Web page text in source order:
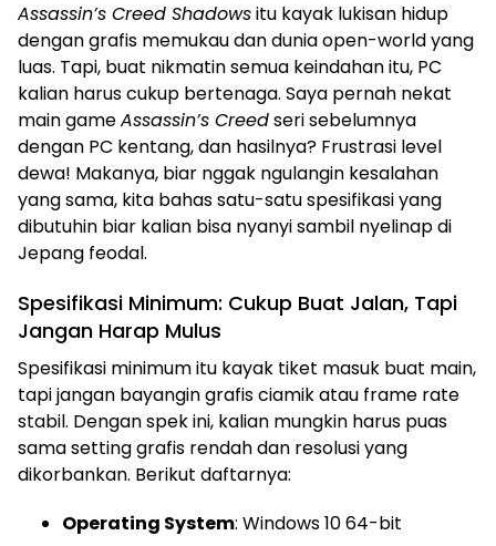
Assassin’s Creed Shadowsitu kayak lukisan hidup
dengan grafis memukau dan dunia open-world yang
luas. Tapi, buat nikmatin semua keindahan itu, PC
kalian harus cukup bertenaga. Saya pernah nekat
main gameAssassin’s Creedseri sebelumnya
dengan PC kentang, dan hasilnya? Frustrasi level
dewa! Makanya, biar nggak ngulangin kesalahan
yang sama, kita bahas satu-satu spesifikasi yang
dibutuhin biar kalian bisa nyanyi sambil nyelinap di
Jepang feodal.
Spesifikasi Minimum: Cukup Buat Jalan, Tapi
Jangan Harap Mulus
Spesifikasi minimum itu kayak tiket masuk buat main,
tapi jangan bayangin grafis ciamik atau frame rate
stabil. Dengan spek ini, kalian mungkin harus puas
sama setting grafis rendah dan resolusi yang
dikorbankan. Berikut daftarnya:
Operating System: Windows 10 64-bit